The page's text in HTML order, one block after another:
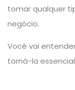
tomar qualquer
negócio.
Você vai
torná-la